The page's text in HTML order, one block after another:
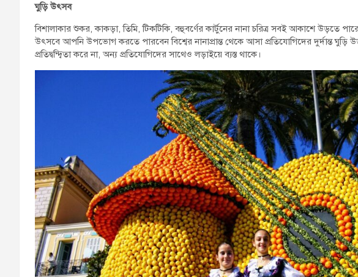
ঘুড়ি উৎসব
বিশালাকার শুকর, কাকড়া, তিমি, টিকটিকি, বহুবর্ণের কার্টুনের নানা চরিত্র সবই আকাশে উড়তে
উৎসবে আপনি উপভোগ করতে পারবেন বিশ্বের নানাপ্রান্ত থেকে আসা প্রতিযোগিদের দুর্দান্ত
প্রতিদ্বন্দ্বিতা করে না, অন্য প্রতিযোগিদের সাথেও লড়াইয়ে ব্যস্ত থাকে।